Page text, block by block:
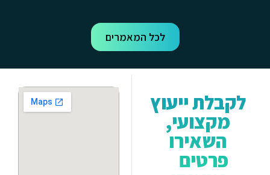
לכל המאמרים
לקבלת ייעוץ
מקצועי,
השאירו
פרטים